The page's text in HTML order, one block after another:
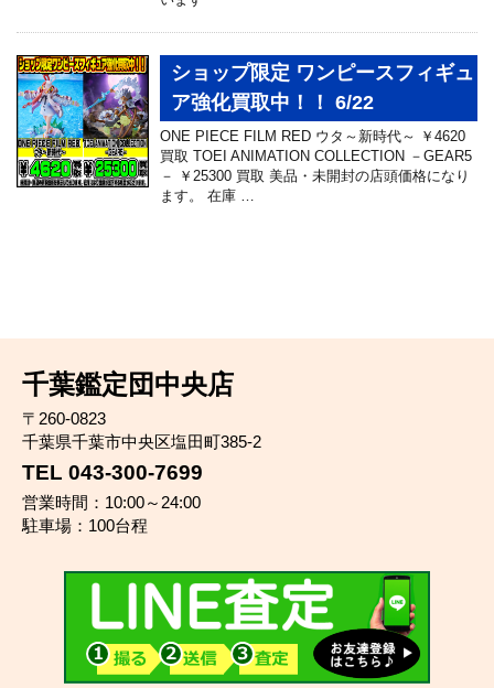
ショップ限定 ワンピースフィギュ
ア強化買取中！！ 6/22
ONE PIECE FILM RED ウタ～新時代～ ￥4620
買取 TOEI ANIMATION COLLECTION －GEAR5
－ ￥25300 買取 美品・未開封の店頭価格になり
ます。 在庫 …
千葉鑑定団中央店
〒260-0823
千葉県千葉市中央区塩田町385-2
TEL 043-300-7699
営業時間：10:00～24:00
駐車場：100台程